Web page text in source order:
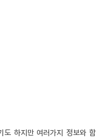
하지만 여러가지 정보와 함